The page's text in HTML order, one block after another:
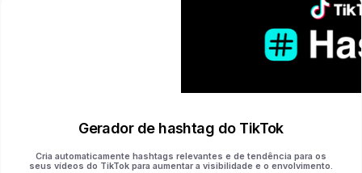
Gerador de hashtag do TikTok
Cria automaticamente hashtags relevantes e de tendência para os
seus vídeos do TikTok para aumentar a visibilidade e o envolvimento.